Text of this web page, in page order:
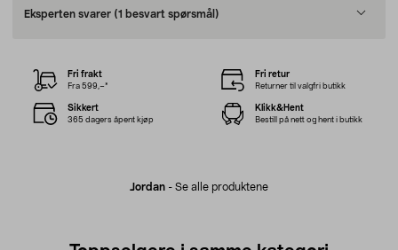
Eksperten svarer (1 besvart spørsmål)
Jordan - Se alle produktene
Fri frakt
Fra 599,–*
Fri retur
Returner til valgfri butikk
Sikkert
365 dagers åpent kjøp
Klikk&Hent
Bestill på nett og hent i butikk